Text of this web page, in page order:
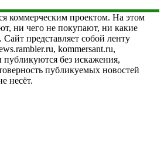
коммерческим проектом. На этом
ни чего не покупают, ни какие
представляет собой ленту
kommersant.ru,
без искажения,
публикуемых новостей
несёт.